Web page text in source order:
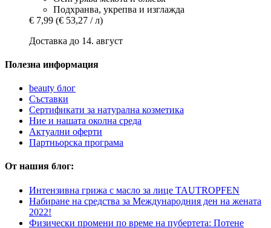
Подхранва, укрепва и изглажда
€ 7,99 (€ 53,27 / л)
Доставка до 14. август
Полезна информация
beauty блог
Съставки
Сертификати за натурална козметика
Ние и нашата околна среда
Актуални оферти
Партньорска програма
От нашия блог:
Интензивна грижа с масло за лице TAUTROPFEN
Набиране на средства за Международния ден на жената
2022!
Физически промени по време на пубертета: Потене